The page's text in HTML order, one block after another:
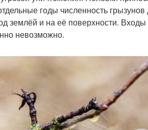
годы численность грызунов
землёй и на её поверхности.
невозможно.